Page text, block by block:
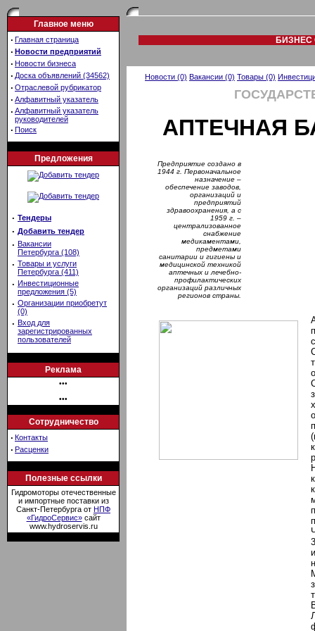
Главное меню
· Главная страница
· Новости предприятий
· Новости бизнеса
· Доска объявлений (34562)
· Отраслевой рубрикатор
· Алфавитный указатель
· Алфавитный указатель
руководителей
· Поиск
Предложения
· Тендеры
· Добавить тендер
· Вакансии
Петербурга (108)
· Товары и услуги
Петербурга (411)
· Инвестиционные
предложения (5)
· Организации приобретут
(0)
· Вход для
зарегистрированных
пользователей
Реклама
•••
•••
Сотрудничество
· Контакты
· Расценки
Полезные ссылки
Гидромоторы отечественные
и импортные поставки из
Санкт-Петербурга от НПФ
«ГидроСервис»сайт
www.hydroservis.ru
БИЗНЕС
Новости (0) Вакансии (0) Товары (0)
АПТЕЧНАЯ
Предприятие создано в
1944 г. Первоначальное
назначение –
обеспечение заводов,
организаций и
предприятий
здравоохранения, а с
1959 г. –
централизованное
снабжение
медикаментами,
предметами
санитарии и гигиены и
медицинской техникой
аптечных и лечебно-
профилактических
организаций различных
регионов страны.